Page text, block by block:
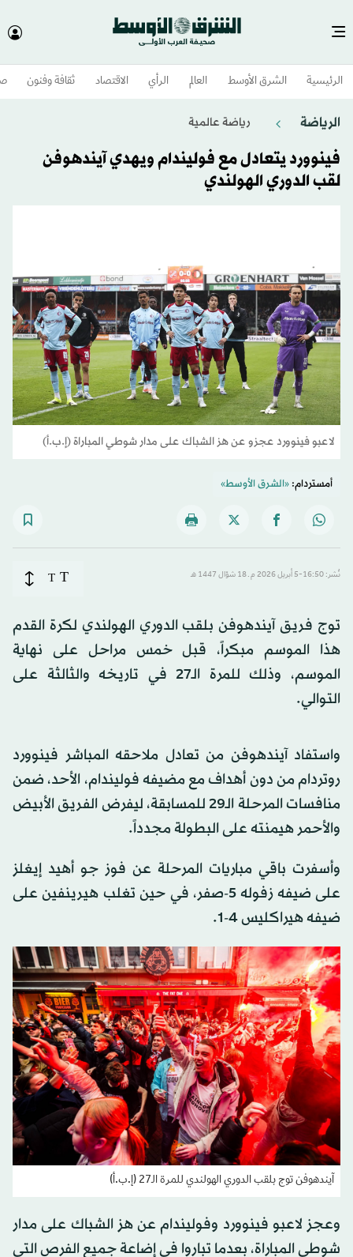
الرئيسية الشرق الأوسط​ العالم الرأي الاقتصاد ثقافة وفنون
الرياضة رياضة عالمية
فينوورد يتعادل مع فوليندام ويهدي آيندهوفن
لقب الدوري الهولندي
لاعبو فينوورد عجزو عن هز الشباك على مدار شوطي المباراة (إ.ب.أ)
أمستردام:«الشرق الأوسط»
نُشر: 16:50-5 أبريل 2026 م ـ 18 شوّال 1447 هـ T
T
توج فريق آيندهوفن بلقب الدوري الهولندي لكرة القدم
هذا الموسم مبكراً، قبل خمس مراحل على نهاية
الموسم، وذلك للمرة الـ27 في تاريخه والثالثة على
التوالي.
واستفاد آيندهوفن من تعادل ملاحقه المباشر فينوورد
روتردام من دون أهداف مع مضيفه فوليندام، الأحد، ضمن
منافسات المرحلة الـ29 للمسابقة، ليفرض الفريق الأبيض
والأحمر هيمنته على البطولة مجدداً.
وأسفرت باقي مباريات المرحلة عن فوز جو أهيد إيغلز
على ضيفه زفوله 5-صفر، في حين تغلب هيرينفين على
ضيفه هيراكليس 4-1.
آيندهوفن توج بلقب الدوري الهولندي للمرة الـ27 (إ.ب.أ)
وعجز لاعبو فينوورد وفوليندام عن هز الشباك على مدار
شوطي المباراة، بعدما تباروا في إضاعة جميع الفرص التي